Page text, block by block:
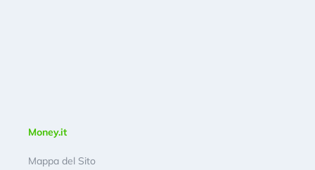
Money.it
Mappa del Sito